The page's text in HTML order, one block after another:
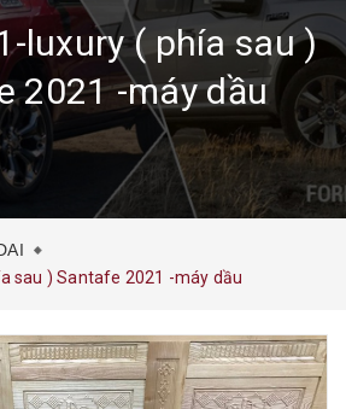
LIÊN HỆ
luxury ( phía sau )
2021 -máy dầu
sau ) Santafe 2021 -máy dầu